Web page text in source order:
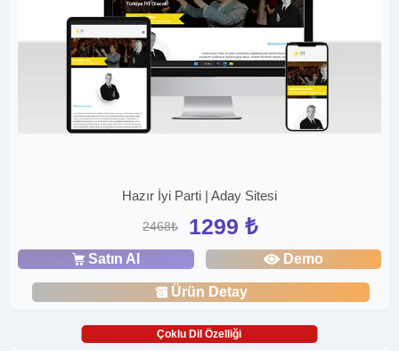
Hazır İyi Parti | Aday Sitesi
2468₺ 1299 ₺
Satın Al Demo
Ürün Detay
Çoklu Dil Özelliği